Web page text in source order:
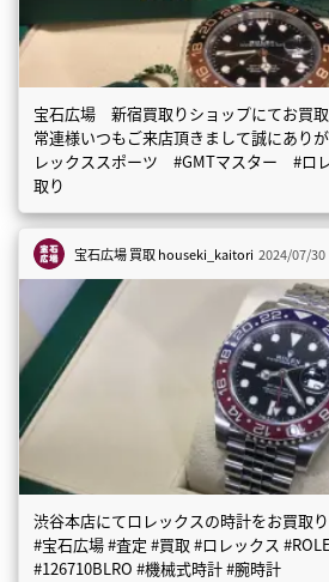
宝石広場 新宿買取りショップにてお買
常連様いつもご来店頂きまして誠にあり
レックススポーツ #GMTマスター #ロ
取り
宝石広場 買取houseki_kaitori 2024/07/30
渋谷本店にてロレックスの時計をお買取
#宝石広場 #査定 #買取 #ロレックス
#126710BLRO #機械式時計 #腕時計